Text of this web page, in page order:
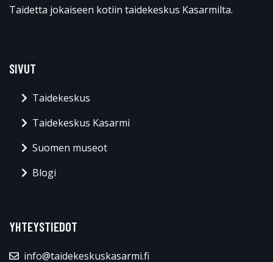
Taidetta jokaiseen kotiin taidekeskus Kasarmilta.
SIVUT
Taidekeskus
Taidekeskus Kasarmi
Suomen museot
Blogi
YHTEYSTIEDOT
info@taidekeskuskasarmi.fi